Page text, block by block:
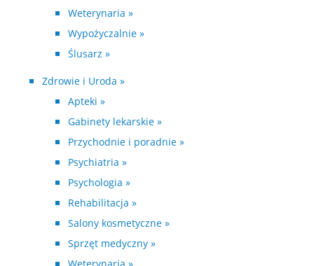
Weterynaria »
Wypożyczalnie »
Ślusarz »
Zdrowie i Uroda »
Apteki »
Gabinety lekarskie »
Przychodnie i poradnie »
Psychiatria »
Psychologia »
Rehabilitacja »
Salony kosmetyczne »
Sprzęt medyczny »